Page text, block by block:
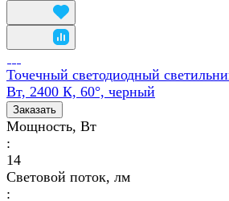
Точечный светодиодный
Вт, 2400 К, 60°, черный
Заказать
Мощность, Вт
:
14
Световой поток, лм
: